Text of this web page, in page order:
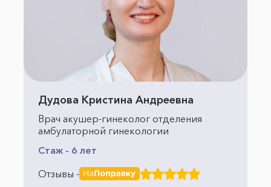
Дудова Кристина Андреевна
Врач акушер-гинеколог отделения
амбулаторной гинекологии
Стаж - 6 лет
Отзывы -